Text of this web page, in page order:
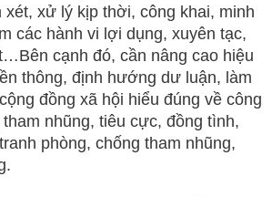
xét, xử lý kịp thời, công khai, minh
các hành vi lợi dụng, xuyên tạc,
cạnh đó, cần nâng cao hiệu
thông, định hướng dư luận, làm
đồng xã hội hiểu đúng về công
nhũng, tiêu cực, đồng tình,
phòng, chống tham nhũng,